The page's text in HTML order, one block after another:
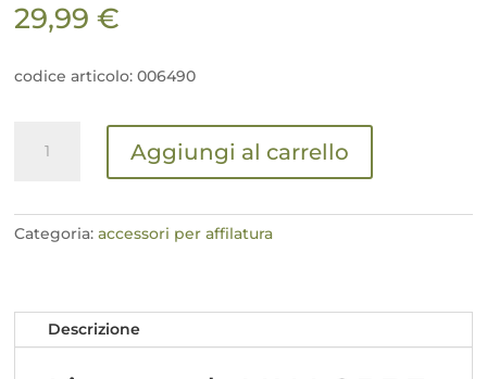
29,99€
codice articolo: 006490
tonda
5.2
13/64"
quantità
Aggiungi al carrello
Categoria:accessori per affilatura
Descrizione